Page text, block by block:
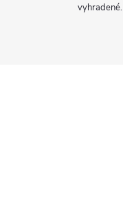
vyhradené.